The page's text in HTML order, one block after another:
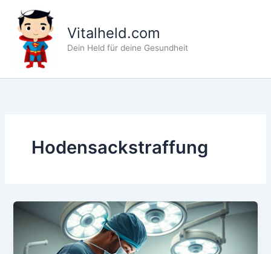
Inhalt
springen
Vitalheld.com
Dein Held für deine Gesundheit
Hodensackstraffung